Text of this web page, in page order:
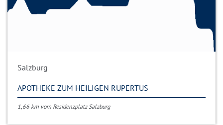
Salzburg
APOTHEKE ZUM HEILIGEN RUPERTUS
1,66 km vom Residenzplatz Salzburg